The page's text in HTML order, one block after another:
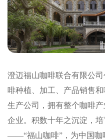
澄迈福山咖啡联合有限公
啡种植、加工、产品销售
生产公司，拥有整个咖啡
企业。积数十年之沉淀，
——“福山咖啡”，为中国咖